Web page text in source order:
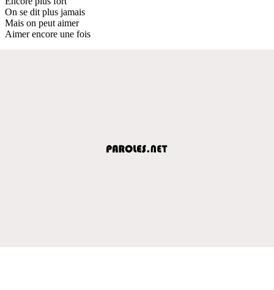
On se dit plus jamais
Mais on peut aimer
Aimer encore une fois